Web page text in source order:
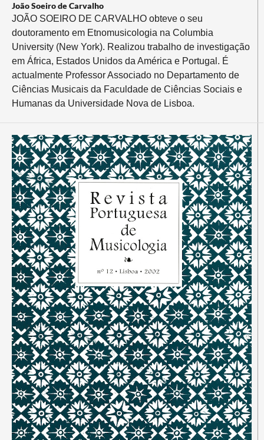
João Soeiro de Carvalho
JOÃO SOEIRO DE CARVALHO obteve o seu
doutoramento em Etnomusicologia na Columbia
University (New York). Realizou trabalho de investigação
em África, Estados Unidos da América e Portugal. É
actualmente Professor Associado no Departamento de
Ciências Musicais da Faculdade de Ciências Sociais e
Humanas da Universidade Nova de Lisboa.